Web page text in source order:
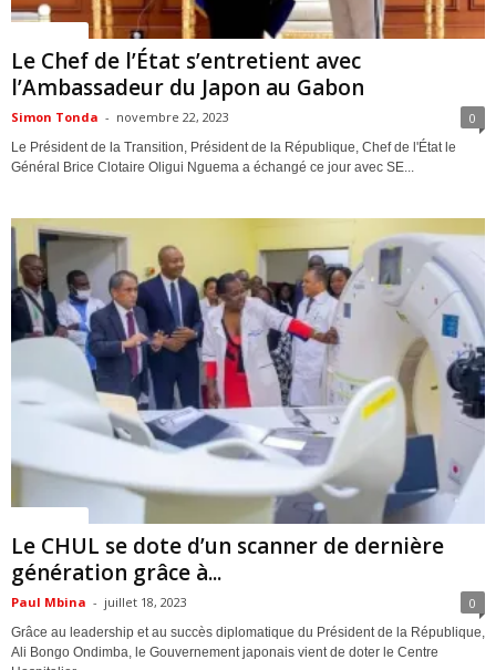
Le Chef de l’État s’entretient avec
l’Ambassadeur du Japon au Gabon
Simon Tonda - novembre 22, 2023 0
Le Président de la Transition, Président de la République, Chef de l'État le
Général Brice Clotaire Oligui Nguema a échangé ce jour avec SE...
Le CHUL se dote d’un scanner de dernière
génération grâce à...
Paul Mbina - juillet 18, 2023 0
Grâce au leadership et au succès diplomatique du Président de la République,
Ali Bongo Ondimba, le Gouvernement japonais vient de doter le Centre